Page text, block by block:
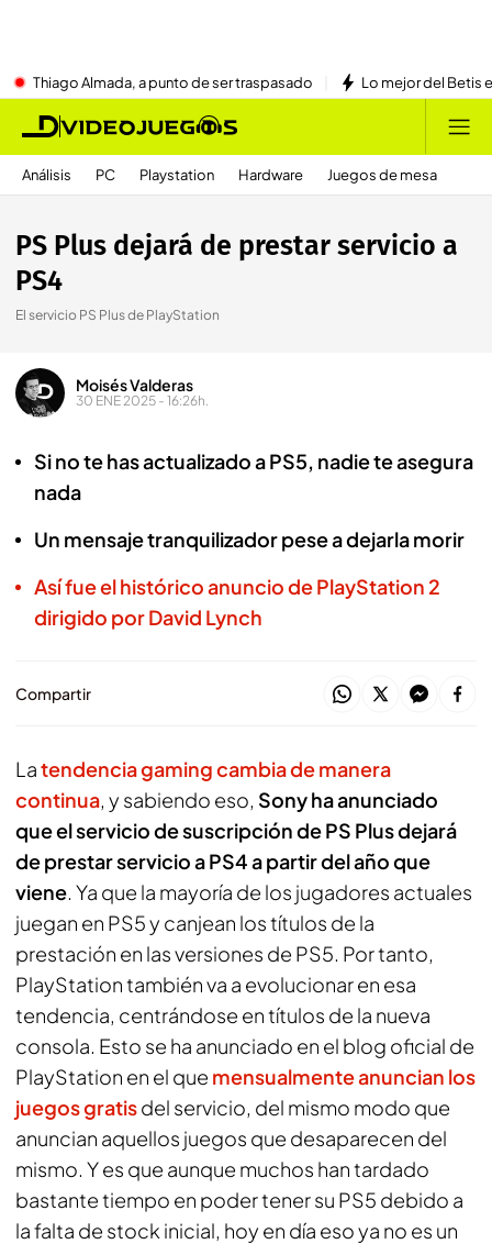
Thiago Almada, a punto de ser traspasado Lo mejor del Betis
Análisis PC Playstation Hardware Juegos de mesa
PS Plus dejará de prestar servicio a
PS4
El servicio PS Plus de PlayStation
Moisés Valderas
30 ENE 2025 - 16:26h.
Si no te has actualizado a PS5, nadie te asegura
nada
Un mensaje tranquilizador pese a dejarla morir
Así fue el histórico anuncio de PlayStation 2
dirigido por David Lynch
Compartir
Latendencia gaming cambia de manera
continua, y sabiendo eso, Sony ha anunciado
que el servicio de suscripción de PS Plus dejará
de prestar servicio a PS4 a partir del año que
viene. Ya que la mayoría de los jugadores actuales
juegan en PS5 y canjean los títulos de la
prestación en las versiones de PS5. Por tanto,
PlayStation también va a evolucionar en esa
tendencia, centrándose en títulos de la nueva
consola. Esto se ha anunciado en el blog oficial de
PlayStation en el que mensualmente anuncian los
juegos gratisdel servicio, del mismo modo que
anuncian aquellos juegos que desaparecen del
mismo. Y es que aunque muchos han tardado
bastante tiempo en poder tener su PS5 debido a
la falta de stock inicial, hoy en día eso ya no es un